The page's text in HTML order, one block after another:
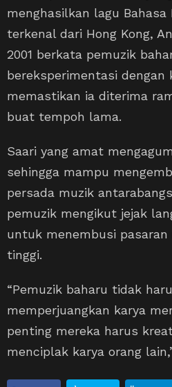
menghasilkan lagu
terkenal dari Hong Kong,
2001 berkata pemuzik
bereksperimentasi dengan
memastikan ia diterima
buat tempoh lama.
Saari yang amat
sehingga mampu
persada muzik
pemuzik mengikut jejak
untuk menembusi
tinggi.
“Pemuzik baharu tidak
memperjuangkan karya
penting mereka harus
menciplak karya orang